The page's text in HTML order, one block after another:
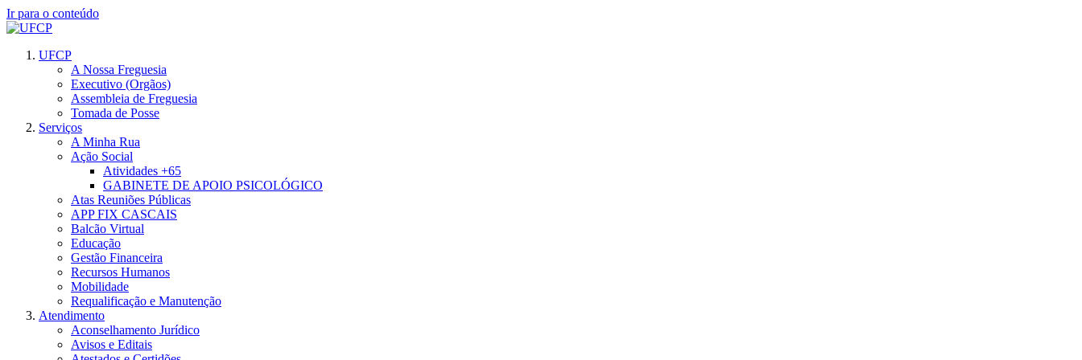
Ir para o conteúdo
UFCP
A Nossa Freguesia
Executivo (Orgãos)
Assembleia de Freguesia
Tomada de Posse
Serviços
A Minha Rua
Ação Social
Atividades +65
GABINETE DE APOIO PSICOLÓGICO
Atas Reuniões Públicas
APP FIX CASCAIS
Balcão Virtual
Educação
Gestão Financeira
Recursos Humanos
Mobilidade
Requalificação e Manutenção
Atendimento
Aconselhamento Jurídico
Avisos e Editais